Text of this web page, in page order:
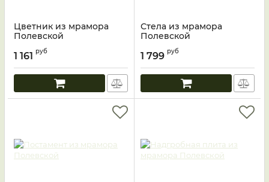
Цветник из мрамора
Полевской
1 161 руб
Стела из мрамора
Полевской
1 799 руб